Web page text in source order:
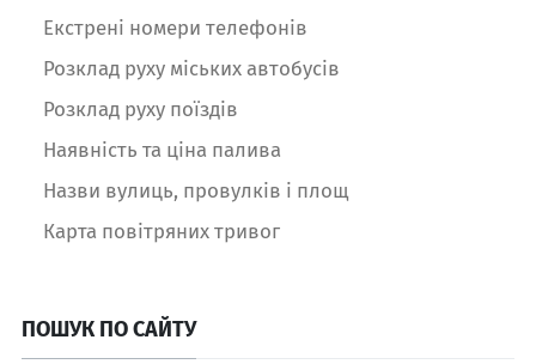
Екстрені номери телефонів
Розклад руху міських автобусів
Розклад руху поїздів
Наявність та ціна палива
Назви вулиць, провулків і площ
Карта повітряних тривог
ПОШУК ПО САЙТУ